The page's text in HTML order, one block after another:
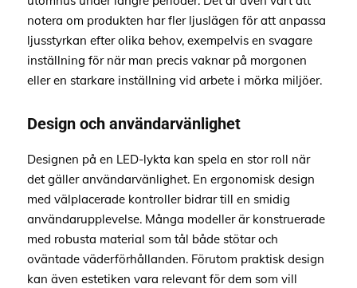
notera om produkten har fler ljuslägen för att anpassa
ljusstyrkan efter olika behov, exempelvis en svagare
inställning för när man precis vaknar på morgonen
eller en starkare inställning vid arbete i mörka miljöer.
Design och användarvänlighet
Designen på en LED-lykta kan spela en stor roll när
det gäller användarvänlighet. En ergonomisk design
med välplacerade kontroller bidrar till en smidig
användarupplevelse. Många modeller är konstruerade
med robusta material som tål både stötar och
oväntade väderförhållanden. Förutom praktisk design
kan även estetiken vara relevant för dem som vill